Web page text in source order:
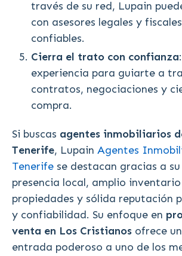
través de su red, Lupain
con asesores legales y
confiables.
Cierra el trato con confianza
experiencia para guiarte a
contratos, negociaciones y
compra.
Si buscas agentes inmobiliarios
Tenerife, Lupain Agentes
Tenerife se destacan gracias a
presencia local, amplio
propiedades y sólida reputación
y confiabilidad. Su enfoque en
venta en Los Cristianos ofrece
entrada poderoso a uno de los